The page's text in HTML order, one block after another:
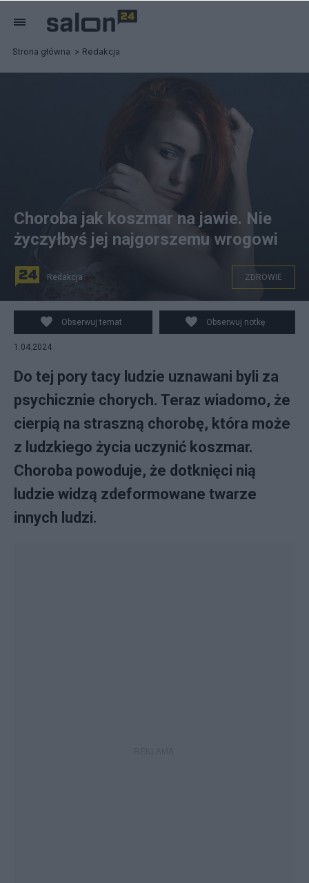
Strona główna Redakcja
Czym jest prozopometamorfopsja. Fot. Pixabay
Choroba jak koszmar na jawie. Nie
życzyłbyś jej najgorszemu wrogowi
Redakcja ZDROWIE
Obserwuj temat Obserwuj notkę
1.04.2024
Do tej pory tacy ludzie uznawani byli za
psychicznie chorych. Teraz wiadomo, że
cierpią na straszną chorobę, która może
z ludzkiego życia uczynić koszmar.
Choroba powoduje, że dotknięci nią
ludzie widzą zdeformowane twarze
innych ludzi.